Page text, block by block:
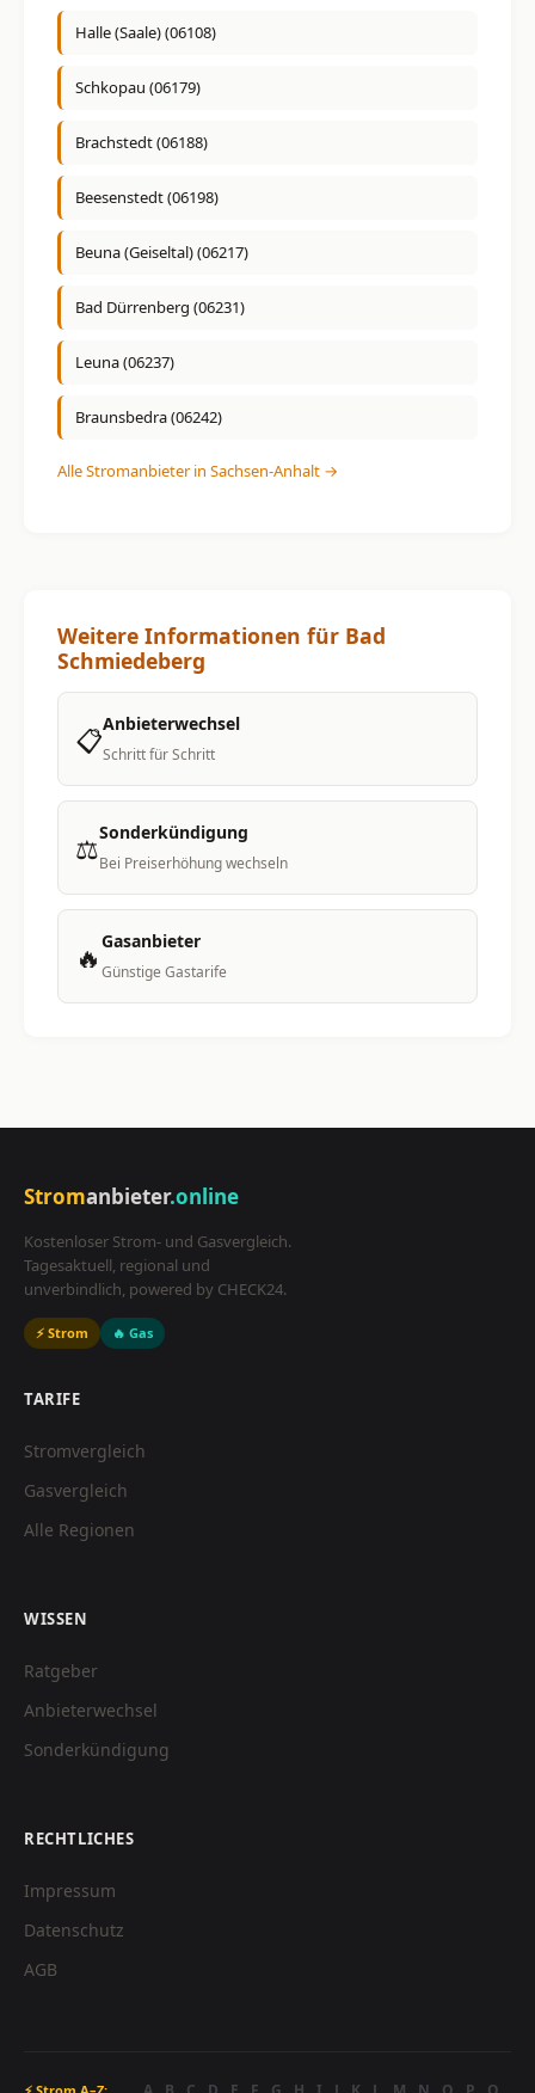
Halle (Saale) (06108)
Schkopau (06179)
Brachstedt (06188)
Beesenstedt (06198)
Beuna (Geiseltal) (06217)
Bad Dürrenberg (06231)
Leuna (06237)
Braunsbedra (06242)
Alle Stromanbieter in Sachsen-Anhalt →
Weitere Informationen für Bad
Schmiedeberg
📋Anbieterwechsel
Schritt für Schritt
⚖️Sonderkündigung
Bei Preiserhöhung wechseln
🔥 Gasanbieter
Günstige Gastarife
Stromanbieter.online
Kostenloser Strom- und Gasvergleich.
Tagesaktuell, regional und
unverbindlich, powered by CHECK24.
⚡ Strom 🔥 Gas
TARIFE
Stromvergleich
Gasvergleich
Alle Regionen
WISSEN
Ratgeber
Anbieterwechsel
Sonderkündigung
RECHTLICHES
Impressum
Datenschutz
AGB
⚡ Strom A–Z: